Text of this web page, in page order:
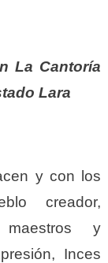
La Cantoría
Lara
y con los
creador,
maestros y
Inces